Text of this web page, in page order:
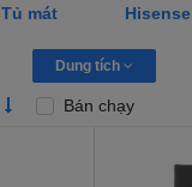
Tủ mát Hisense
Dung tích
Bán chạy